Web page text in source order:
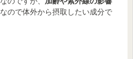
ので体外から摂取したい成分で